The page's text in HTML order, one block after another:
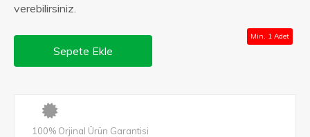
verebilirsiniz.
Sepete Ekle
Min. 1 Adet
100% Orjinal Ürün Garantisi